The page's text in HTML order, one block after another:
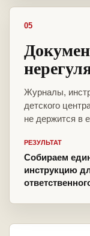
05
Журналы,
детского
не держится в
РЕЗУЛЬТАТ
Собираем
инструкцию